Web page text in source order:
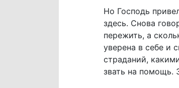
Но Господь
здесь. Снова
пережить, а
уверена в себе и
страданий,
звать на помощь.